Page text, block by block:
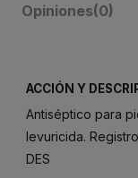
Opiniones(0)
ACCIÓN Y
Antiséptico para
levuricida.
DES